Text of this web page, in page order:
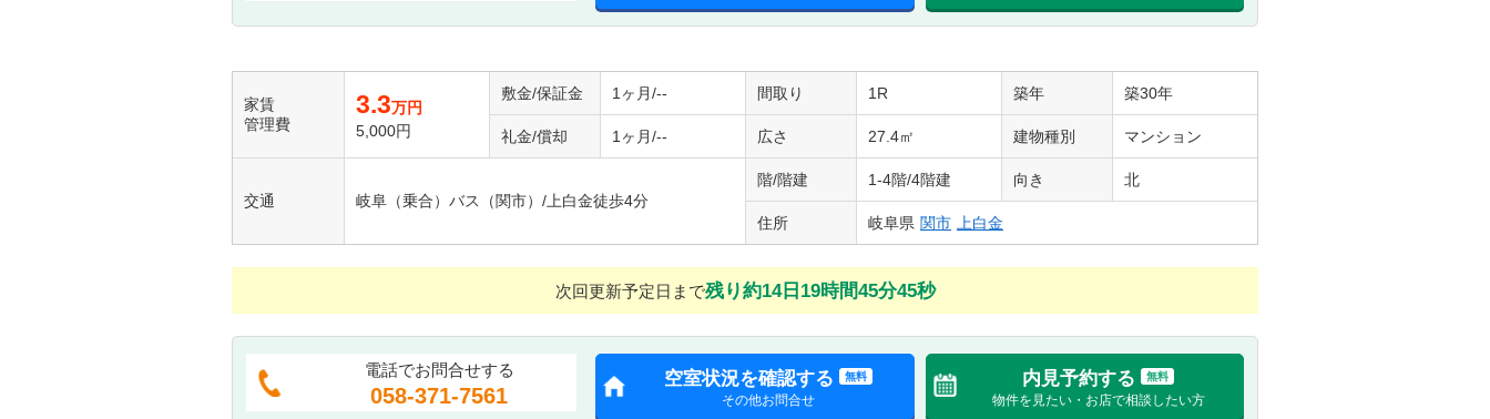
家賃
管理費
3.3万円
5,000円
敷金/保証金 1ヶ月/-- 間取り 1R 築年 築30年
礼金/償却 1ヶ月/-- 広さ 27.4㎡ 建物種別 マンション
交通 岐阜（乗合）バス（関市）/上白金徒歩4分
階/階建 1-4階/4階建 向き 北
住所 岐阜県 関市 上白金
次回更新予定日まで残り約14日19時間45分44秒
電話でお問合せする
058-371-7561
空室状況を確認する 無料
その他お問合せ
内見予約する 無料
物件を見たい・お店で相談したい方